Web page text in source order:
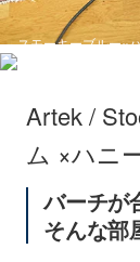
スモーキーブルー×
Artek /
ム ×ハニ
バーチが
そんな部